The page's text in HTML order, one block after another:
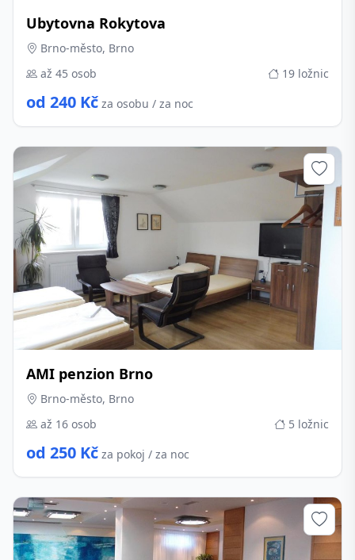
Ubytovna Rokytova
Brno-město, Brno
až 45 osob
19 ložnic
od 240 Kč za osobu / za noc
AMI penzion Brno
Brno-město, Brno
až 16 osob
5 ložnic
od 250 Kč za pokoj / za noc